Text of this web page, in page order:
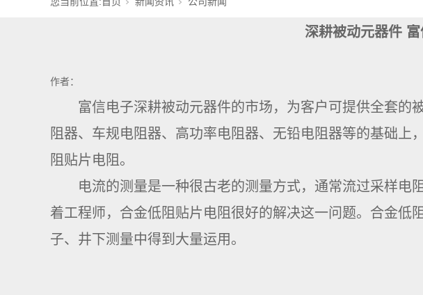
深耕被动元器件
作者：
富信电子深耕被动元器件的市场，为客户可提供全套的
阻器、车规电阻器、高功率电阻器、无铅电阻器等的基础
阻贴片电阻。
电流的测量是一种很古老的测量方式，通常流过采样
着工程师，合金低阻贴片电阻很好的解决这一问题。合金
子、井下测量中得到大量运用。